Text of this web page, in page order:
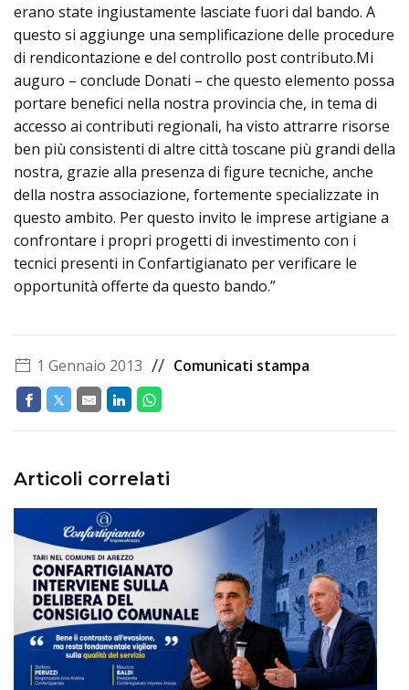
erano state ingiustamente lasciate fuori dal bando. A
questo si aggiunge una semplificazione delle procedure
di rendicontazione e del controllo post contributo.Mi
auguro – conclude Donati – che questo elemento possa
portare benefici nella nostra provincia che, in tema di
accesso ai contributi regionali, ha visto attrarre risorse
ben più consistenti di altre città toscane più grandi della
nostra, grazie alla presenza di figure tecniche, anche
della nostra associazione, fortemente specializzate in
questo ambito. Per questo invito le imprese artigiane a
confrontare i propri progetti di investimento con i
tecnici presenti in Confartigianato per verificare le
opportunità offerte da questo bando.”
1 Gennaio 2013 // Comunicati stampa
Articoli correlati